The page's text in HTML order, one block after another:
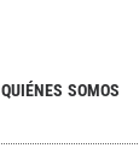
QUIÉNES SOMOS